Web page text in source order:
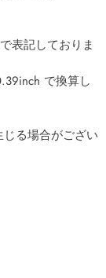
表記しておりま
で換算し
る場合がござい